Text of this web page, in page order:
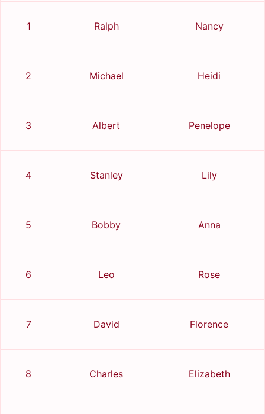
1 Ralph Nancy
2 Michael Heidi
3 Albert Penelope
4 Stanley Lily
5 Bobby Anna
6 Leo Rose
7 David Florence
8 Charles Elizabeth